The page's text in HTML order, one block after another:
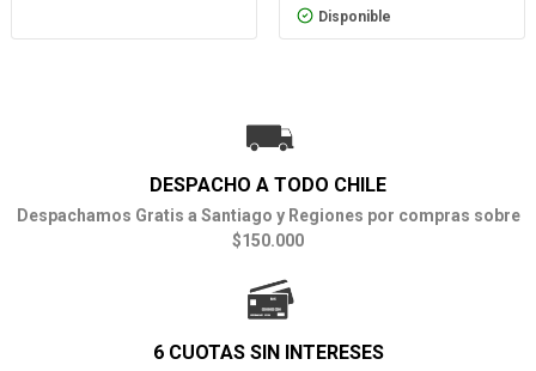
Disponible
DESPACHO A TODO CHILE
Despachamos Gratis a Santiago y Regiones por compras sobre
$150.000
6 CUOTAS SIN INTERESES